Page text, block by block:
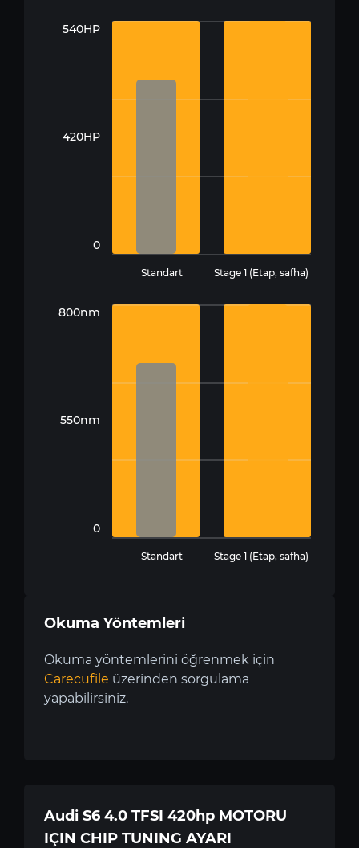
540HP
420HP
0
Standart Stage 1 (Etap, safha)
800nm
550nm
0
Standart Stage 1 (Etap, safha)
Okuma Yöntemleri
Okuma yöntemlerini öğrenmek için
Carecufile üzerinden sorgulama
yapabilirsiniz.
Audi S6 4.0 TFSI 420hp MOTORU
IÇIN CHIP TUNING AYARI